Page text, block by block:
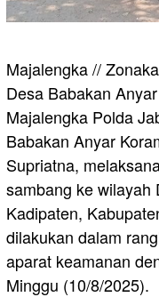
Majalengka //
Desa Babakan
Majalengka Polda
Babakan Anyar
Supriatna,
sambang ke wilayah
Kadipaten,
dilakukan dalam
aparat keamanan
Minggu (10/8/2025).